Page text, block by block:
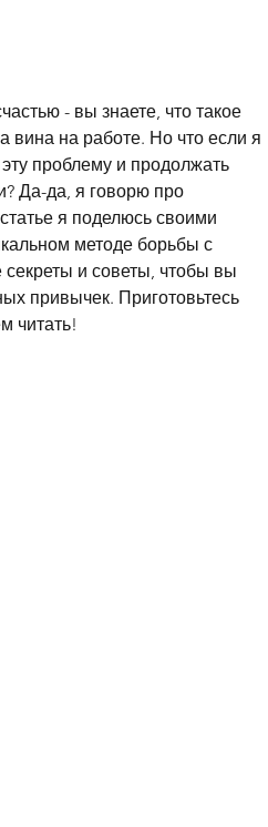
- вы знаете, что такое
вина на работе. Но что если я
проблему и продолжать
Да-да, я говорю про
я поделюсь своими
методе борьбы с
и советы, чтобы вы
привычек. Приготовьтесь
читать!